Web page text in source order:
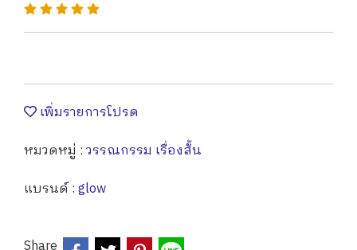
เพิ่มรายการโปรด
หมวดหมู่ :วรรณกรรม เรื่องสั้น
แบรนด์ :glow